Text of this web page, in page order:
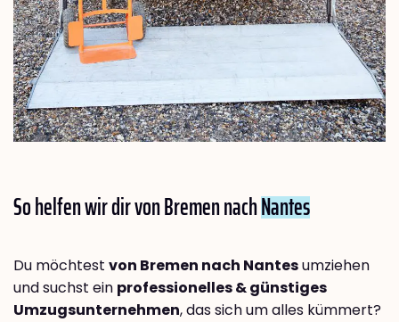
So helfen wir dir von Bremen nachNantes
Du möchtest von Bremen nach Nantesumziehen
und suchst ein professionelles & günstiges
Umzugsunternehmen, das sich um alles kümmert?